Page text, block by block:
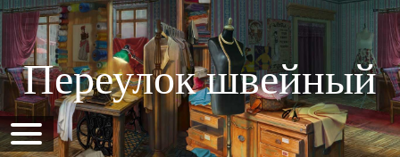
Переулок швейный